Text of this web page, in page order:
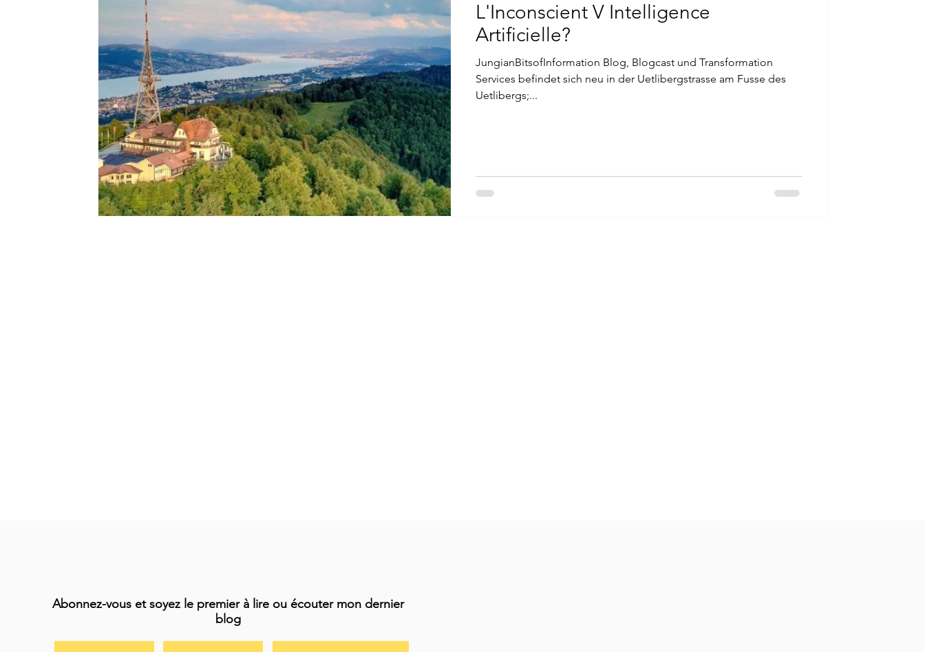
L'Inconscient V Intelligence
Artificielle?
JungianBitsofInformation Blog, Blogcast und Transformation
Services befindet sich neu in der Uetlibergstrasse am Fusse des
Uetlibergs;...
Abonnez-vous et soyez le premier à lire ou écouter mon dernier
blog